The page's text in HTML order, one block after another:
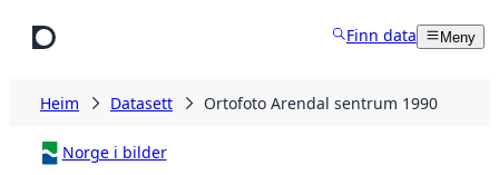
Finn data Meny
Heim Datasett Ortofoto Arendal sentrum 1990
Norge i bilder